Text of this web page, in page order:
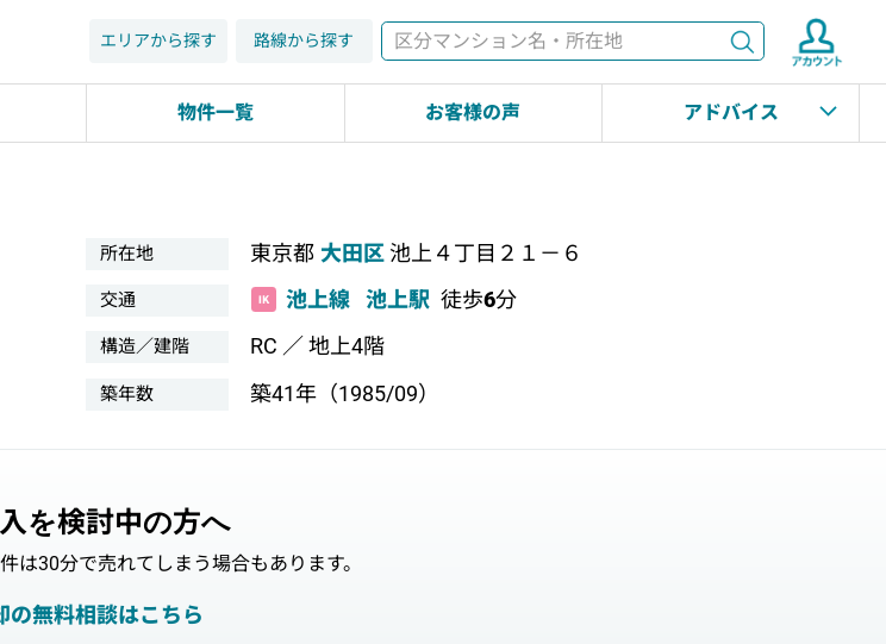
検索
エリアから探す 路線から探す
物件一覧 お客様の声 アドバイス
所在地 東京都 大田区 池上４丁目２１－６
交通 池上線 池上駅 徒歩6分
構造／建階 RC ／ 地上4階
築年数 築41年（1985/09）
を検討中の方へ
は30分で売れてしまう場合もあります。
の無料相談はこちら